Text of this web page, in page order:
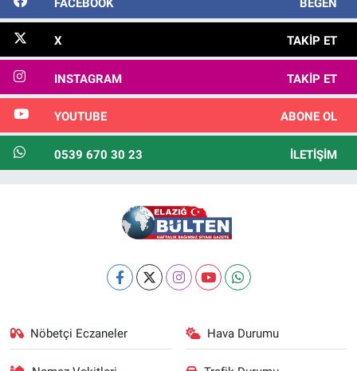
FACEBOOK BEĞEN
X TAKIP ET
INSTAGRAM TAKIP ET
YOUTUBE ABONE OL
0539 670 30 23 İLETIŞIM
Nöbetçi Eczaneler Hava Durumu